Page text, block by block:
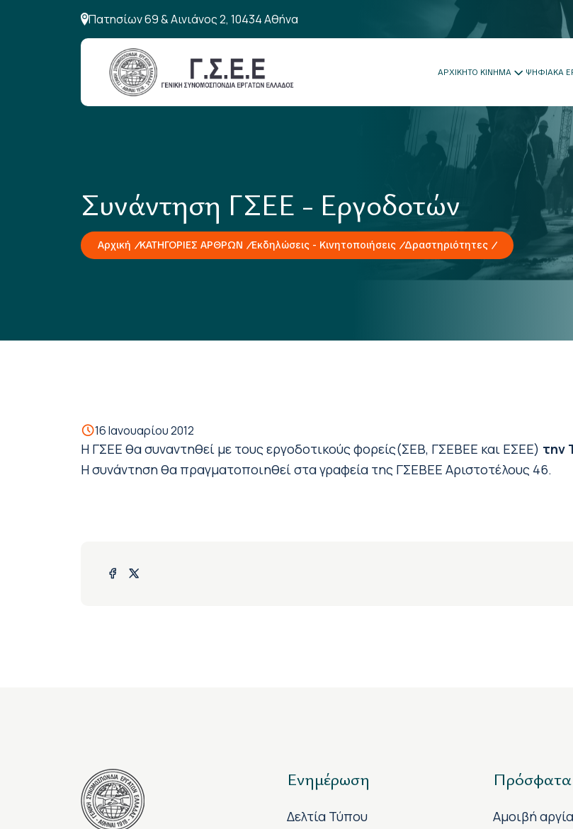
Πατησίων 69 & Αινιάνος 2, 10434 Αθήνα
ΑΡΧΙΚΗΤΟ ΚΙΝΗΜΑ ΨΗΦΙΑΚΑ
Συνάντηση ΓΣΕΕ - Εργοδοτών
Αρχική ΚΑΤΗΓΟΡΙΕΣ ΑΡΘΡΩΝ Εκδηλώσεις - Κινητοποιήσεις Δραστηριότητες
16 Ιανουαρίου 2012
Η ΓΣΕΕ θα συναντηθεί με τους εργοδοτικούς φορείς(ΣΕΒ, ΓΣΕΒΕΕ και ΕΣΕΕ) την
Η συνάντηση θα πραγματοποιηθεί στα γραφεία της ΓΣΕΒΕΕ Αριστοτέλους 46.
Ενημέρωση
Δελτία Τύπου
Αμοιβή